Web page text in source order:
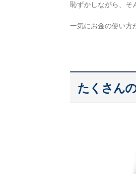
恥ずかしながら、そ
一気にお金の使い方
たくさん